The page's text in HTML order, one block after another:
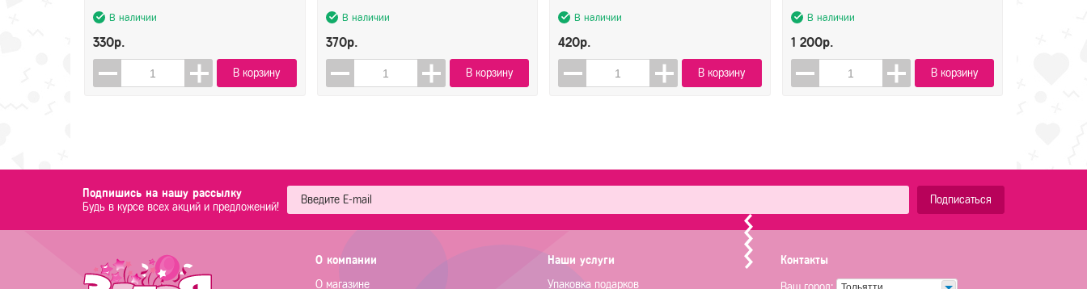
В наличии
330р.
В корзину
В наличии
370р.
В корзину
В наличии
420р.
В корзину
В наличии
1 200р.
В корзину
Подпишись на нашу рассылку
Будь в курсе всех акций и предложений!
Подписаться
Контакты
О компании
О магазине
Наши услуги
Упаковка подарков